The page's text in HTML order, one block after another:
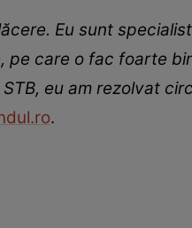
Eu sunt
care o fac foarte
eu am rezolvat
.